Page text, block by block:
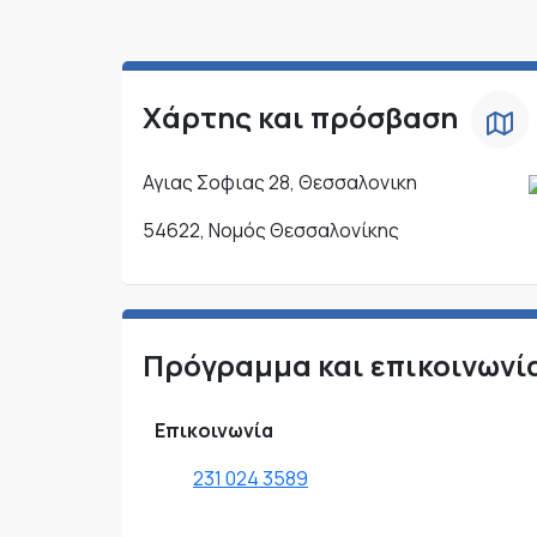
Χάρτης και πρόσβαση
Αγιας Σοφιας 28, Θεσσαλονικη
54622, Νομός Θεσσαλονίκης
Πρόγραμμα και
Επικοινωνία
231 024 3589